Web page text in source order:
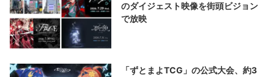
のダイジェスト映像を街頭ビジョン
で放映
「ずとまよTCG」の公式大会、約3